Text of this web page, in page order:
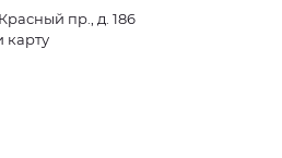
пр., д. 186
карту